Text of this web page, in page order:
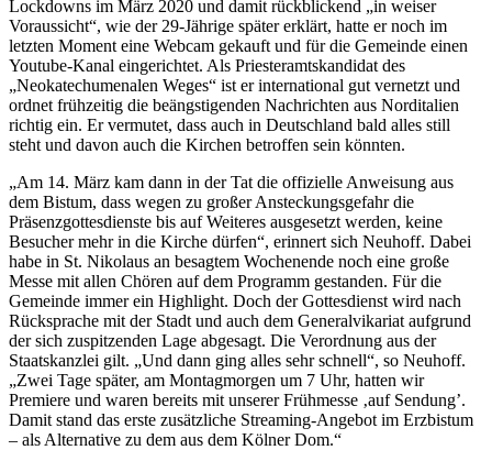
Lockdowns im März 2020 und damit rückblickend „in weiser
Voraussicht“, wie der 29-Jährige später erklärt, hatte er noch im
letzten Moment eine Webcam gekauft und für die Gemeinde einen
Youtube-Kanal eingerichtet. Als Priesteramtskandidat des
„Neokatechumenalen Weges“ ist er international gut vernetzt und
ordnet frühzeitig die beängstigenden Nachrichten aus Norditalien
richtig ein. Er vermutet, dass auch in Deutschland bald alles still
steht und davon auch die Kirchen betroffen sein könnten.
„Am 14. März kam dann in der Tat die offizielle Anweisung aus
dem Bistum, dass wegen zu großer Ansteckungsgefahr die
Präsenzgottesdienste bis auf Weiteres ausgesetzt werden, keine
Besucher mehr in die Kirche dürfen“, erinnert sich Neuhoff. Dabei
habe in St. Nikolaus an besagtem Wochenende noch eine große
Messe mit allen Chören auf dem Programm gestanden. Für die
Gemeinde immer ein Highlight. Doch der Gottesdienst wird nach
Rücksprache mit der Stadt und auch dem Generalvikariat aufgrund
der sich zuspitzenden Lage abgesagt. Die Verordnung aus der
Staatskanzlei gilt. „Und dann ging alles sehr schnell“, so Neuhoff.
„Zwei Tage später, am Montagmorgen um 7 Uhr, hatten wir
Premiere und waren bereits mit unserer Frühmesse ‚auf Sendung’.
Damit stand das erste zusätzliche Streaming-Angebot im Erzbistum
– als Alternative zu dem aus dem Kölner Dom.“